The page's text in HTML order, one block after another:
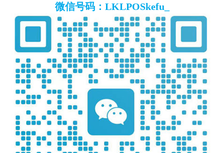
微信号码：LKLPOSkefu_